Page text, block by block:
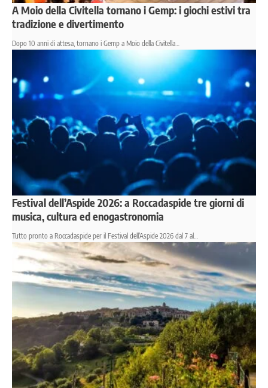
A Moio della Civitella tornano i Gemp: i giochi estivi tra
tradizione e divertimento
Dopo 10 anni di attesa, tornano i Gemp a Moio della Civitella…
Festival dell’Aspide 2026: a Roccadaspide tre giorni di
musica, cultura ed enogastronomia
Tutto pronto a Roccadaspide per il Festival dell’Aspide 2026 dal 7 al…